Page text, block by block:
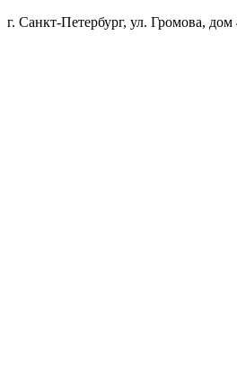
г. Санкт-Петербург, ул. Громова,